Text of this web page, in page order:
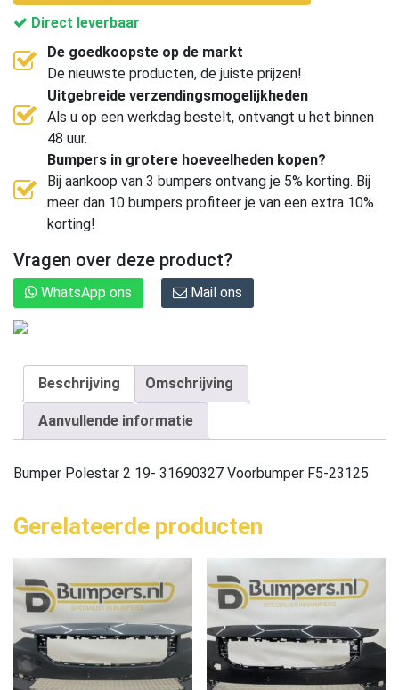
Direct leverbaar
De goedkoopste op de markt
De nieuwste producten, de juiste prijzen!
Uitgebreide verzendingsmogelijkheden
Als u op een werkdag bestelt, ontvangt u het binnen
48 uur.
Bumpers in grotere hoeveelheden kopen?
Bij aankoop van 3 bumpers ontvang je 5% korting. Bij
meer dan 10 bumpers profiteer je van een extra 10%
korting!
Vragen over deze product?
WhatsApp ons Mail ons
Beschrijving Omschrijving
Aanvullende informatie
Bumper Polestar 2 19- 31690327 Voorbumper F5-23125
Gerelateerde producten